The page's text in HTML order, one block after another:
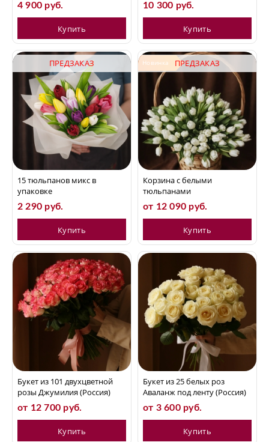
4 900 руб.
Купить
10 300 руб.
Купить
ПРЕДЗАКАЗ
15 тюльпанов микс в
упаковке
2 290 руб.
Купить
Новинка ПРЕДЗАКАЗ
Корзина с белыми
тюльпанами
от 12 090 руб.
Купить
Букет из 101 двухцветной
розы Джумилия (Россия)
от 12 700 руб.
Купить
Букет из 25 белых роз
Аваланж под ленту (Россия)
от 3 600 руб.
Купить